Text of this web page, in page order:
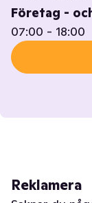
Företag -
07:00 - 18:00
Reklamera